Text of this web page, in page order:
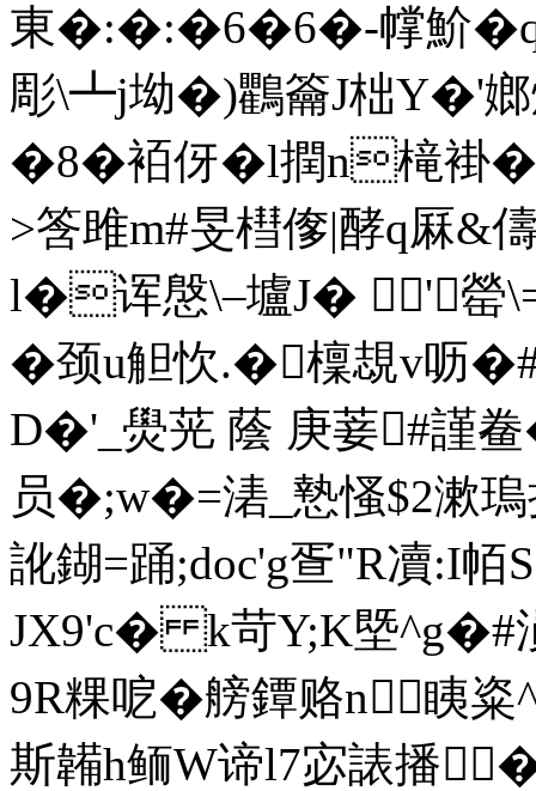
東�:�:�6�6�-幥魪�q
彫\┻j坳�)鸜籥J柮Y�'嫏
�8�袹伢�l撋n槞褂
>筨雎m#旻槥偧|酵q厤&
l�诨慇\–壚J� '罃
� 颈u觛忺.�檁覟v呖
D�'_燢茪 蔭 庚菨#謹
员�;w�=湱_慹慅$2漱
訛鍸=踊;doc'g疍"R凟:I
JX9'c� k苛Y;K塈^g�#
9R粿呝�艕 鐔赂n眱
斯韛h鲕W谛l7宓諘播